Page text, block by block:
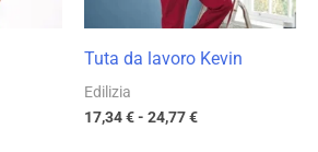
Tuta da lavoro Kevin
Edilizia
17,34€- 24,77€